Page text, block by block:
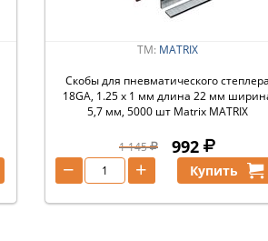
ТМ: MATRIX
Скобы для пневматического степлера
18GA, 1.25 х 1 мм длина 22 мм
5,7 мм, 5000 шт Matrix MATRIX
1 145 992
+
− Купить